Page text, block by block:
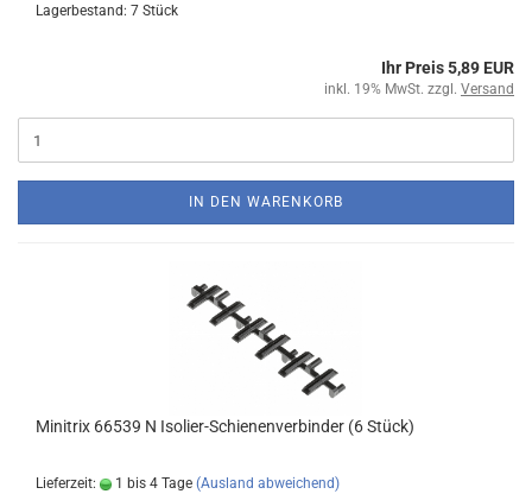
Lagerbestand: 7 Stück
Ihr Preis 5,89 EUR
inkl. 19% MwSt. zzgl. Versand
IN DEN WARENKORB
Minitrix 66539 N Isolier-Schienenverbinder (6 Stück)
Lieferzeit: 1 bis 4 Tage (Ausland abweichend)